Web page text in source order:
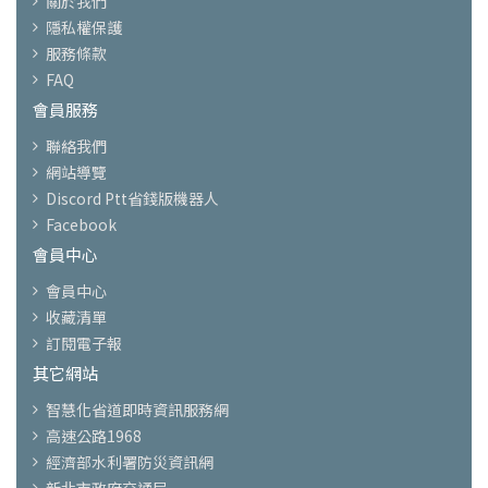
隱私權保護
服務條款
FAQ
會員服務
聯絡我們
網站導覽
Discord Ptt省錢版機器人
Facebook
會員中心
會員中心
收藏清單
訂閱電子報
其它網站
智慧化省道即時資訊服務網
高速公路1968
經濟部水利署防災資訊網